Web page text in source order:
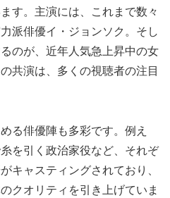
す。主演には、これまで数々
派俳優イ・ジョンソク。そし
のが、近年人気急上昇中の女
共演は、多くの視聴者の注目
る俳優陣も多彩です。例え
を引く政治家役など、それぞ
キャスティングされており、
クオリティを引き上げていま